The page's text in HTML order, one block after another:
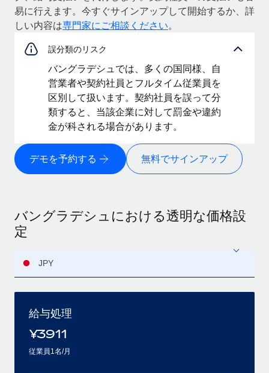
易に行えます。今すぐサインアップして開始するか、詳
しい内容は専門家にご相談ください。
誤分類のリスク
バングラデシュでは、多くの国同様、自
営業者や契約社員とフルタイム従業員を
区別して扱います。契約社員を誤って分
類すると、当該企業に対して罰金や違約
金が科される場合があります。
デモを予約する 無料でサインアップ
バングラデシュにおける透明な価格設
定
JPY
給与処理
¥3911
従業員1名/月